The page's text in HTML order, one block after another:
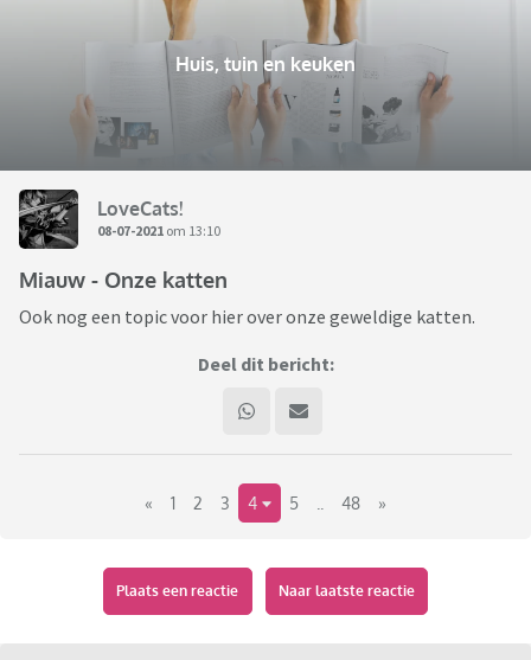
Huis, tuin en keuken
LoveCats!
08-07-2021 om 13:10
Miauw - Onze katten
Ook nog een topic voor hier over onze geweldige katten.
Deel dit bericht:
« 1 2 3 4 5 48 »
Plaats een reactie Naar laatste reactie